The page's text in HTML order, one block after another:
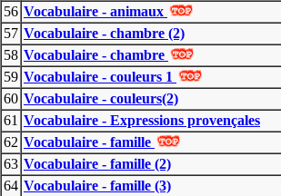
56 Vocabulaire - animaux
57 Vocabulaire - chambre (2)
58 Vocabulaire - chambre
59 Vocabulaire - couleurs 1
60 Vocabulaire - couleurs(2)
61 Vocabulaire - Expressions provençales
62 Vocabulaire - famille
63 Vocabulaire - famille (2)
64 Vocabulaire - famille (3)